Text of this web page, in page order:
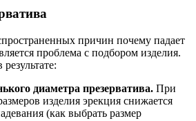
причин почему падает
проблема с подбором изделия.
диаметра презерватива. При
изделия эрекция снижается
(как выбрать размер